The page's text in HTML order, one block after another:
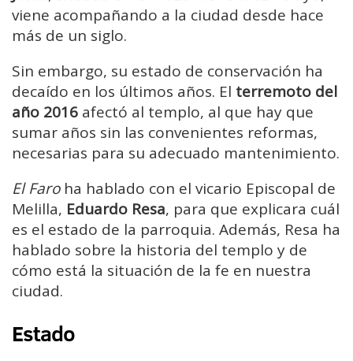
viene acompañando a la ciudad desde hace
más de un siglo.
Sin embargo, su estado de conservación ha
decaído en los últimos años. El terremoto del
año 2016 afectó al templo, al que hay que
sumar años sin las convenientes reformas,
necesarias para su adecuado mantenimiento.
El Faroha hablado con el vicario Episcopal de
Melilla, Eduardo Resa, para que explicara cuál
es el estado de la parroquia. Además, Resa ha
hablado sobre la historia del templo y de
cómo está la situación de la fe en nuestra
ciudad.
Estado